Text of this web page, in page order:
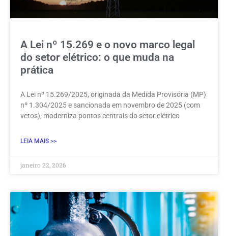
A Lei nº 15.269 e o novo marco legal
do setor elétrico: o que muda na
prática
A Lei nº 15.269/2025, originada da Medida Provisória (MP)
nº 1.304/2025 e sancionada em novembro de 2025 (com
vetos), moderniza pontos centrais do setor elétrico
LEIA MAIS >>
janeiro 22, 2026